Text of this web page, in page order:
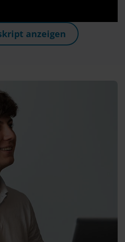
anzeigen
(öffnet in neuem Tab)